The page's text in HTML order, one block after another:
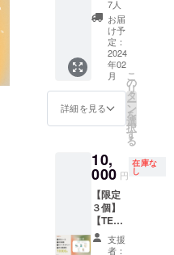
があり
ます。
④maho
roの
「CBD
ルブリ
カン
ト」 デ
リケー
トゾー
になる
部分を
中心
に、全
身のお
肌に、
保湿の
目的と
ます。
※リリー
スイベ
ント参
加の有
無や参
加方法
て、オ
プショ
くださ
い。 ※
リリー
スイベ
ント参
加にか
かる交
ら見つ
けてい
きま
す。 プ
ライバ
シーは
守られ
で、ご
安心く
人情報
や相談
内容を
外部や
他の人
に漏ら
すこと
本リ
ターン
では、
企業・
団体名
のみ掲
載が可
能で
す。 ※
される
場合、
「ロゴ
画像掲
載希
望」と
備考欄
に追記
ティブ
コミュ
ニケー
ショ
ン」
「心理
的安全
性」の
ワーク
しま
す。 過
去に
は、セ
クシャ
ルウェ
ルネス
製品の
いただ
く予定
です。
※視聴期
間・回
数に期
限はご
ざいま
せん。
を無断
で転
載・公
開する
ことは
禁止と
させて
いただ
りしま
す。 ②
雅峰窯
さんコ
ラボ丹
波焼マ
グカッ
プ（1
つ）
mahoro
「CBD
ルブリ
カン
ト」と
コラボ
した、
淡いグ
リーン
7人
お届
け予
定：
2024
年02
月
詳細を見る
こ
の
リ
タ
ー
ン
を
選
択
す
る
10,
000 円
在庫な
し
【限定
３個】
【TENG
Aヘルス
ケア協
支援
者：